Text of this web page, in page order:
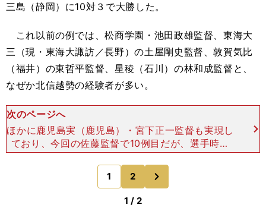
三島（静岡）に10対３で大勝した。
これ以前の例では、松商学園・池田政雄監督、東海大
三（現・東海大諏訪／長野）の土屋剛史監督、敦賀気比
（福井）の東哲平監督、星稜（石川）の林和成監督と、
なぜか北信越勢の経験者が多い。
次のページへ
ほかに鹿児島実（鹿児島）・宮下正一監督も実現し
ており、今回の佐藤監督で10例目だが、選手時代
に２度開幕戦を経験して、さらに監督でもというの
は、日大三（東京）・萩原宏久監督以来2人目。よ
ほど開幕戦に縁が
1 2
1 / 2